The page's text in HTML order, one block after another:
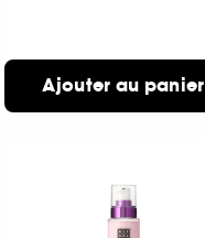
Ajouter au panier